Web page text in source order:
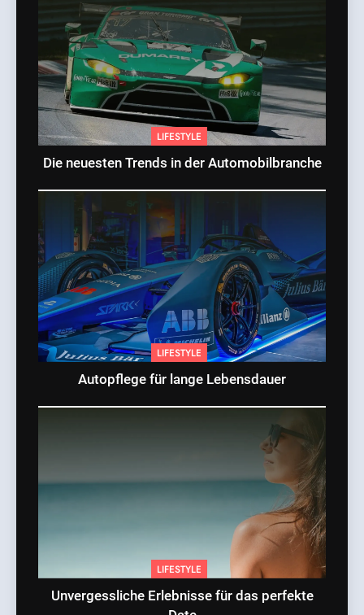
LIFESTYLE
Die neuesten Trends in der Automobilbranche
LIFESTYLE
Autopflege für lange Lebensdauer
LIFESTYLE
Unvergessliche Erlebnisse für das perfekte